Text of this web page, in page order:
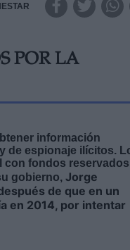
POR LA
información
de espionaje ilícitos.
con fondos
gobierno, Jorge
de que en un
en 2014, por intentar